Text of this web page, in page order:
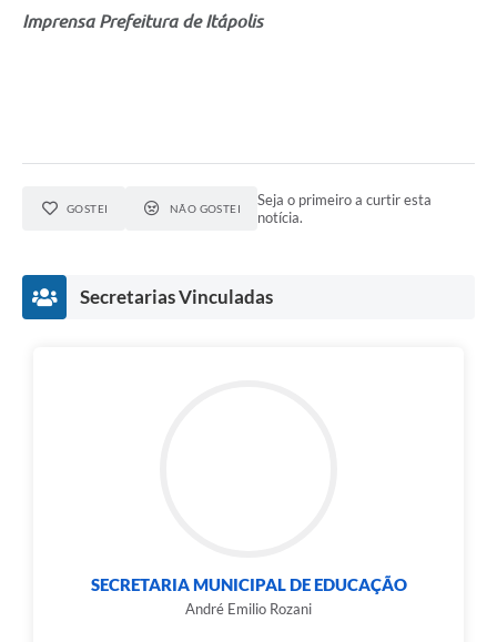
Imprensa Prefeitura de Itápolis
GOSTEI NÃO GOSTEI
Seja o primeiro a curtir esta
notícia.
Secretarias Vinculadas
SECRETARIA MUNICIPAL DE EDUCAÇÃO
André Emilio Rozani